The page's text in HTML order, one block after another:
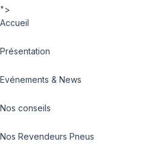
">
Accueil
Présentation
Evénements & News
Nos conseils
Nos Revendeurs Pneus